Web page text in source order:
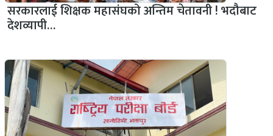
सरकारलाई शिक्षक महासंघको अन्तिम चेतावनी ! भदौबाट
देशव्यापी…